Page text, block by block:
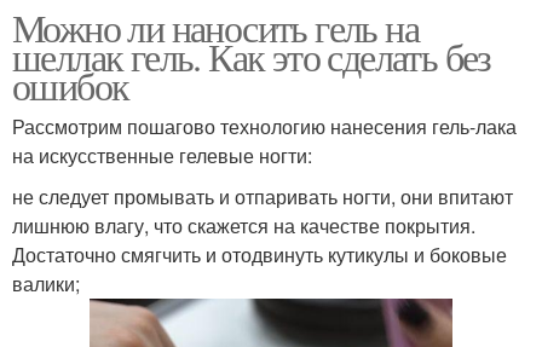
Можно ли наносить гель на
шеллак гель. Как это сделать без
ошибок
Рассмотрим пошагово технологию нанесения гель-лака
на искусственные гелевые ногти:
не следует промывать и отпаривать ногти, они впитают
лишнюю влагу, что скажется на качестве покрытия.
Достаточно смягчить и отодвинуть кутикулы и боковые
валики;